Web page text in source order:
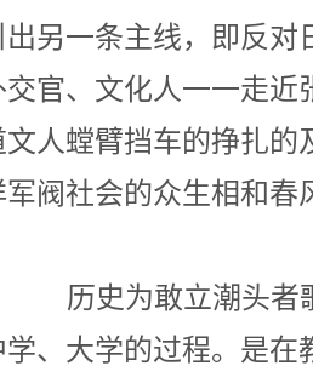
另一条主线，即反对
官、文化人一一走近
人螳臂挡车的挣扎的
军阀社会的众生相
头者歌。电视
、大学的过程。是在